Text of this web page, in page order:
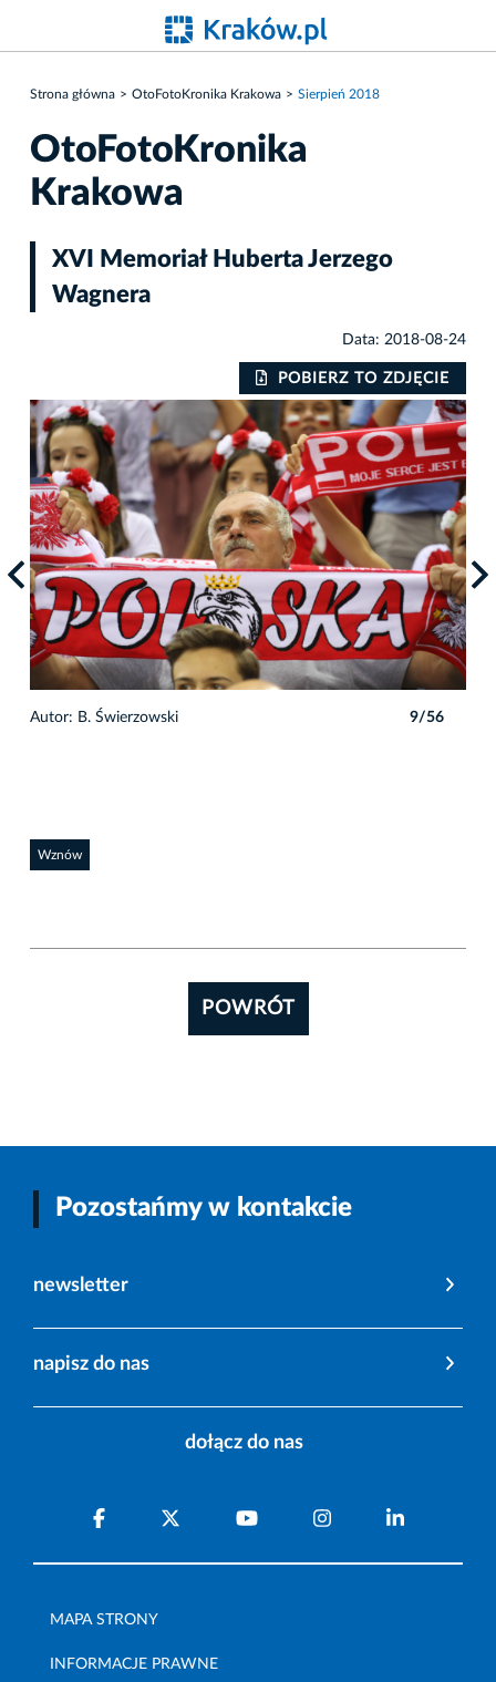
Strona główna OtoFotoKronika Krakowa Sierpień 2018
OtoFotoKronika
Krakowa
XVI Memoriał Huberta Jerzego
Wagnera
Data: 2018-08-24
POBIERZ TO ZDJĘCIE
Autor: B. Świerzowski 9/56
Wznów
POWRÓT
Pozostańmy w kontakcie
newsletter
napisz do nas
dołącz do nas
MAPA STRONY
INFORMACJE PRAWNE